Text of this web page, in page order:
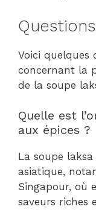
Voici quelques
concernant la
de la soupe
Quelle est
aux épices ?
La soupe
asiatique,
Singapour, où
saveurs riches